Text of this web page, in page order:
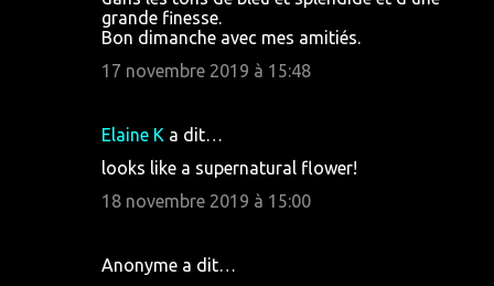
grande finesse.
Bon dimanche avec mes amitiés.
17 novembre 2019 à 15:48
Elaine K a dit…
looks like a supernatural flower!
18 novembre 2019 à 15:00
Anonyme a dit…